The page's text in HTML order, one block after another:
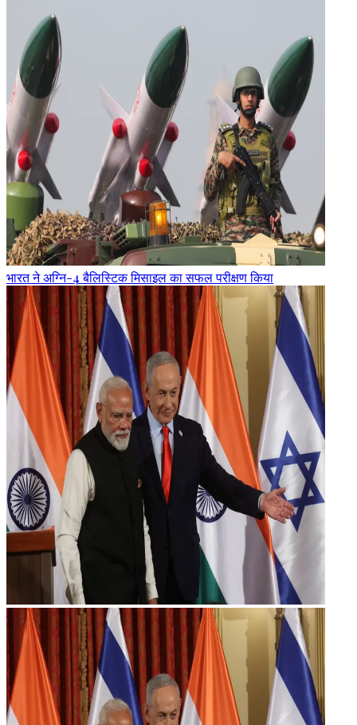
भारत ने अग्नि-4 बैलिस्टिक मिसाइल का सफल परीक्षण किया